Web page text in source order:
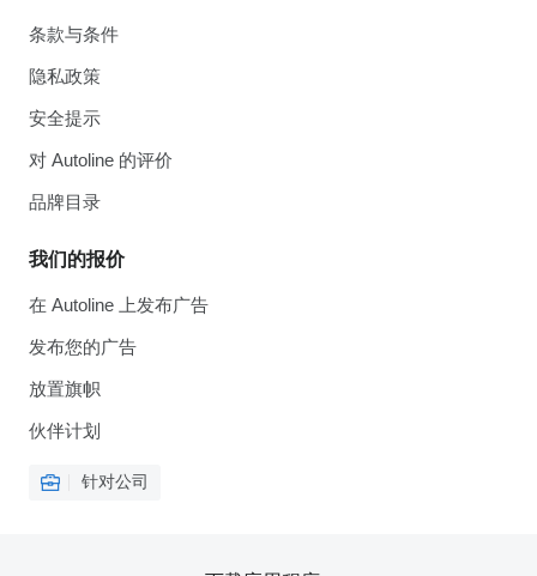
条款与条件
隐私政策
安全提示
对 Autoline 的评价
品牌目录
我们的报价
在 Autoline 上发布广告
发布您的广告
放置旗帜
伙伴计划
针对公司